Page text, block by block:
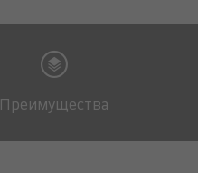
Преимущества